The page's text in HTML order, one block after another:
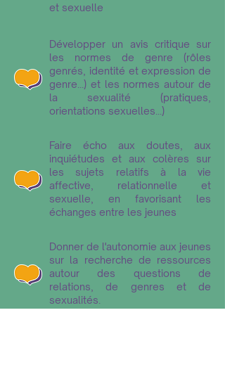
et sexuelle
Développer un avis critique sur
les normes de genre (rôles
genrés, identité et expression de
genre...) et les normes autour de
la sexualité (pratiques,
orientations sexuelles...)
Faire écho aux doutes, aux
inquiétudes et aux colères sur
les sujets relatifs à la vie
affective, relationnelle et
sexuelle, en favorisant les
échanges entre les jeunes
Donner de l'autonomie aux jeunes
sur la recherche de ressources
autour des questions de
relations, de genres et de
sexualités.